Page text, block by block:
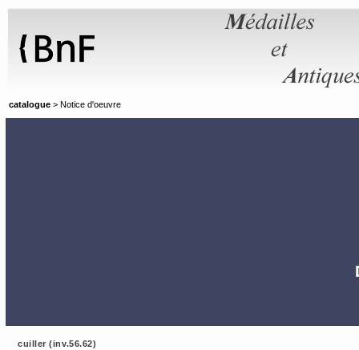
catalogue > Notice d'oeuvre
cuiller (inv.56.62)